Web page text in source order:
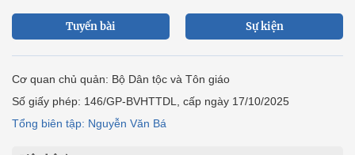
Tuyến bài Sự kiện
Cơ quan chủ quản: Bộ Dân tộc và Tôn giáo
Số giấy phép: 146/GP-BVHTTDL, cấp ngày 17/10/2025
Tổng biên tập: Nguyễn Văn Bá